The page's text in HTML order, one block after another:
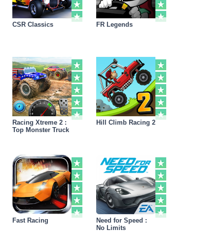
CSR Classics FR Legends
Racing Xtreme 2 :
Top Monster Truck
Hill Climb Racing 2
Fast Racing
Need for Speed :
No Limits